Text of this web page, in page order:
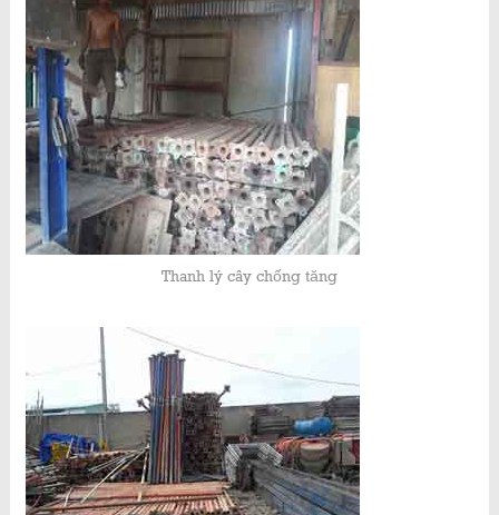
Thanh lý cây chống tăng